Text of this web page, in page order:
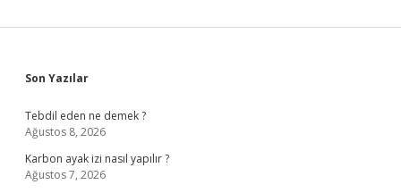
Sidebar
Son Yazılar
Tebdil eden ne demek ?
Ağustos 8, 2026
Karbon ayak izi nasıl yapılır ?
Ağustos 7, 2026